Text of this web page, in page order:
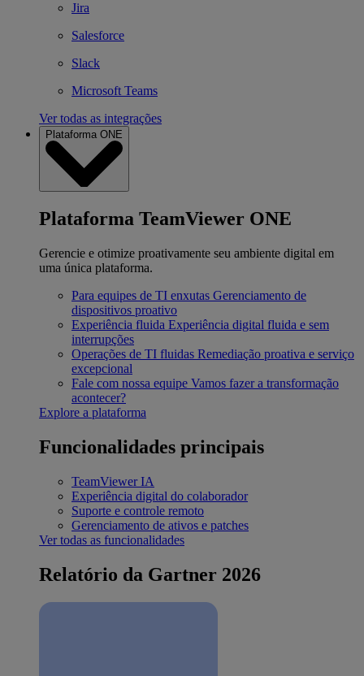
Jira
Salesforce
Slack
Microsoft Teams
Ver todas as integrações
Plataforma ONE
Plataforma TeamViewer ONE
Gerencie e otimize proativamente seu ambiente digital em
uma única plataforma.
Para equipes de TI enxutas Gerenciamento de
dispositivos proativo
Experiência fluida Experiência digital fluida e sem
interrupções
Operações de TI fluidas Remediação proativa e serviço
excepcional
Fale com nossa equipe Vamos fazer a transformação
acontecer?
Explore a plataforma
Funcionalidades principais
TeamViewer IA
Experiência digital do colaborador
Suporte e controle remoto
Gerenciamento de ativos e patches
Ver todas as funcionalidades
Relatório da Gartner 2026